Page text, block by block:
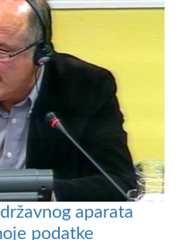
aparata
podatke